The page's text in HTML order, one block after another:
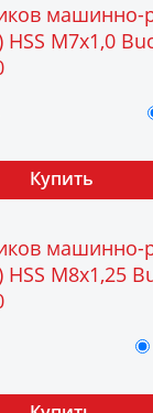
машинно-
М7х1,0
машинно-
М8х1,25